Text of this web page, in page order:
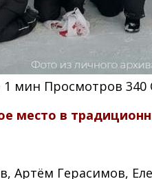
1 мин Просмотров 340
место в
Артём Герасимов,